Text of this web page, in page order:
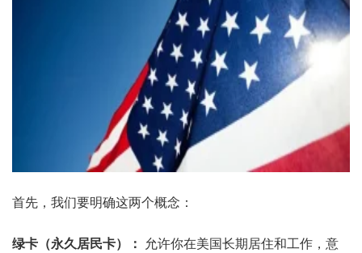
首先，我们要明确这两个概念：
绿卡（永久居民卡）：
允许你在美国长期居住和工作，意